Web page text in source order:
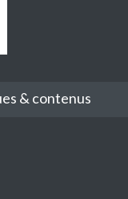
& contenus